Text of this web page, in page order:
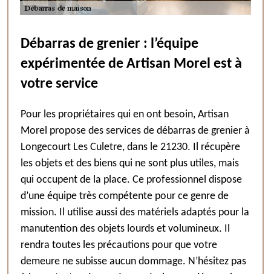
Débarras de grenier : l’équipe
expérimentée de Artisan Morel est à
votre service
Pour les propriétaires qui en ont besoin, Artisan
Morel propose des services de débarras de grenier à
Longecourt Les Culetre, dans le 21230. Il récupère
les objets et des biens qui ne sont plus utiles, mais
qui occupent de la place. Ce professionnel dispose
d’une équipe très compétente pour ce genre de
mission. Il utilise aussi des matériels adaptés pour la
manutention des objets lourds et volumineux. Il
rendra toutes les précautions pour que votre
demeure ne subisse aucun dommage. N’hésitez pas